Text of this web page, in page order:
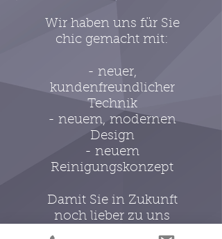
Wir haben uns für Sie
chic gemacht mit:
- neuer,
kundenfreundlicher
Technik
- neuem, modernen
Design
- neuem
Reinigungskonzept
Damit Sie in Zukunft
noch lieber zu uns
kommen, denn:
wir